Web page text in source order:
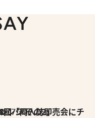
同人誌即売会にチャレンジ その2」